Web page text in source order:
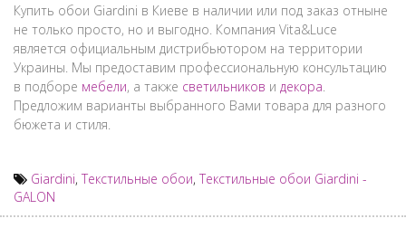
Купить обои Giardini в Киеве в наличии или под заказ отныне
не только просто, но и выгодно. Компания Vita&Luce
является официальным дистрибьютором на территории
Украины. Мы предоставим профессиональную консультацию
в подборе мебели, а также светильников и декора.
Предложим варианты выбранного Вами товара для разного
бюжета и стиля.
Giardini, Текстильные обои, Текстильные обои Giardini -
GALON